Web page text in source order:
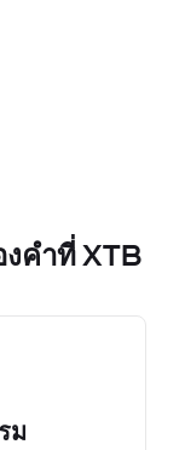
คำที่ XTB
ม